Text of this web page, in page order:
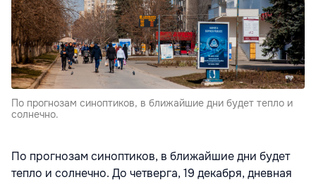
По прогнозам синоптиков, в ближайшие дни будет тепло и
солнечно.
По прогнозам синоптиков, в ближайшие дни будет
тепло и солнечно. До четверга, 19 декабря, дневная